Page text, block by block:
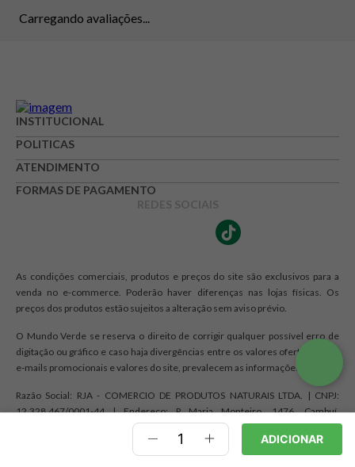
ADICIONAR
Carregando avaliações...
INSTITUCIONAL
POLITICAS
ATENDIMENTO
FORMAS DE PAGAMENTO
REDES SOCIAIS
As condições comerciais, produtos e preços do site são exclusivos para a
venda no e-commerce. Poderão haver diferenças nas lojas físicas. Os
preços dos produtos estão sujeitos a alteração sem aviso prévio.
O Mundo Verde se reserva o direito de corrigir qualquer possível erro de
digitação ou gráfico e caso haja divergências entre os valores ofertados nos
e-mails promocionais e valores do site, prevalecem as informações do site.
Razão Social: RJA - COMERCIO DE PRODUTOS NATURAIS LTDA. | CNPJ:
12.328.467/0001-44 | Endereço: R Maria Monteiro, 1476, Cambuí,
Campinas, SP CEP 13025-150